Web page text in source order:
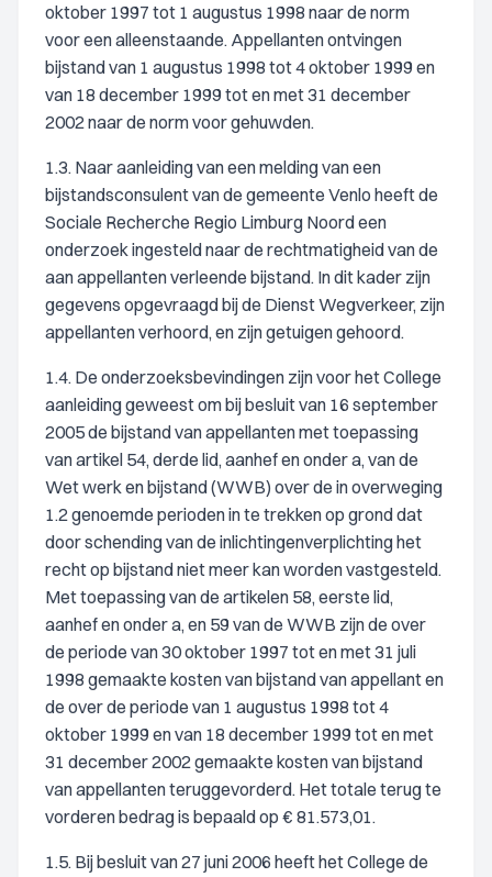
oktober 1997 tot 1 augustus 1998 naar de norm
voor een alleenstaande. Appellanten ontvingen
bijstand van 1 augustus 1998 tot 4 oktober 1999 en
van 18 december 1999 tot en met 31 december
2002 naar de norm voor gehuwden.
1.3. Naar aanleiding van een melding van een
bijstandsconsulent van de gemeente Venlo heeft de
Sociale Recherche Regio Limburg Noord een
onderzoek ingesteld naar de rechtmatigheid van de
aan appellanten verleende bijstand. In dit kader zijn
gegevens opgevraagd bij de Dienst Wegverkeer, zijn
appellanten verhoord, en zijn getuigen gehoord.
1.4. De onderzoeksbevindingen zijn voor het College
aanleiding geweest om bij besluit van 16 september
2005 de bijstand van appellanten met toepassing
van artikel 54, derde lid, aanhef en onder a, van de
Wet werk en bijstand (WWB) over de in overweging
1.2 genoemde perioden in te trekken op grond dat
door schending van de inlichtingenverplichting het
recht op bijstand niet meer kan worden vastgesteld.
Met toepassing van de artikelen 58, eerste lid,
aanhef en onder a, en 59 van de WWB zijn de over
de periode van 30 oktober 1997 tot en met 31 juli
1998 gemaakte kosten van bijstand van appellant en
de over de periode van 1 augustus 1998 tot 4
oktober 1999 en van 18 december 1999 tot en met
31 december 2002 gemaakte kosten van bijstand
van appellanten teruggevorderd. Het totale terug te
vorderen bedrag is bepaald op € 81.573,01.
1.5. Bij besluit van 27 juni 2006 heeft het College de